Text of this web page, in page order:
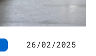
26/02/2025